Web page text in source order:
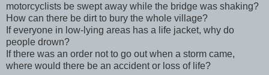
motorcyclists be swept away while the bridge was shaking?
How can there be dirt to bury the whole village?
If everyone in low-lying areas has a life jacket, why do
people drown?
If there was an order not to go out when a storm came,
where would there be an accident or loss of life?